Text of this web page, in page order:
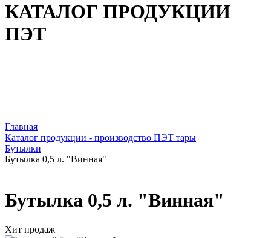
КАТАЛОГ ПРОДУКЦИИ
ПЭТ
Главная
Каталог продукции - производство ПЭТ тары
Бутылки
Бутылка 0,5 л. "Винная"
Бутылка 0,5 л. "Винная"
Хит продаж